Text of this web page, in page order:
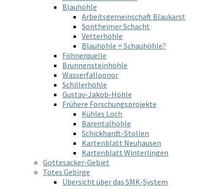
Blauhöhle
Arbeitsgemeinschaft Blaukarst
Sontheimer Schacht
Vetterhöhle
Blauhöhle = Schauhöhle?
Föhnerquelle
Brunnensteinhöhle
Wasserfallponor
Schillerhöhle
Gustav-Jakob-Höhle
Frühere Forschungsprojekte
Kühles Loch
Bärentalhöhle
Schickhardt-Stollen
Kartenblatt Neuhausen
Kartenblatt Winterlingen
Gottesacker-Gebiet
Totes Gebirge
Übersicht über das SMK-System